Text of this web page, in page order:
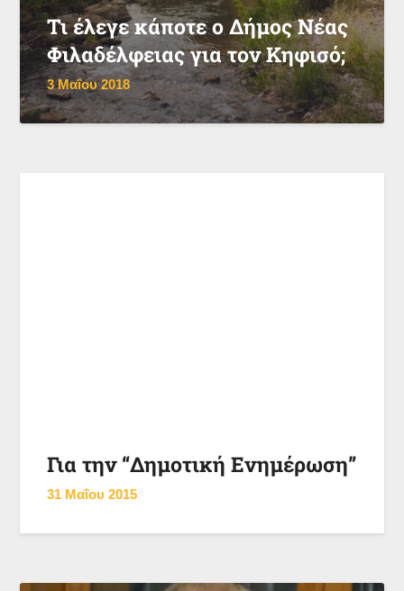
Τι έλεγε κάποτε ο Δήμος Νέας
Φιλαδέλφειας για τον Κηφισό;
3 Μαΐου 2018
Για την “Δημοτική Ενημέρωση”
31 Μαΐου 2015